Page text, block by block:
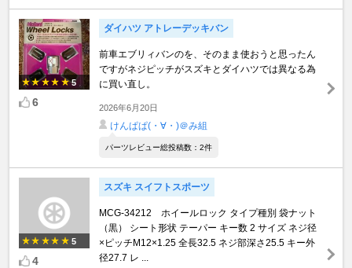
5
6
ダイハツ アトレーデッキバン
前車エブリィバンのを、そのまま使おうと思ったん
ですがネジピッチがスズキとダイハツでは異なる為
に買い直し。
2026年6月20日
けんぱぱ(・∀・)＠み組
パーツレビュー総投稿数：2件
5
4
スズキ スイフトスポーツ
MCG-34212 ホイールロック タイプ種別 袋ナット
（黒） シート形状 テーパー キー数 2 サイズ ネジ径
×ピッチM12×1.25 全長32.5 ネジ部深さ25.5 キー外
径27.7 レ ...